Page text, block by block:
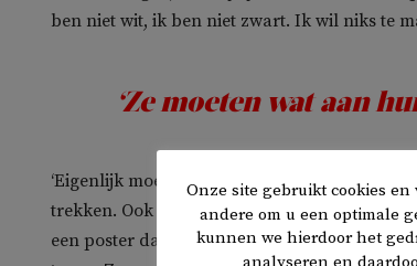
ben niet wit, ik ben niet zwart. Ik wil niks te
‘Ze moeten wat aan
‘Eigenlijk moet Omroep Zwart een andere
trekken. Ook moeten ze wat aan hun
een poster dat
Omroep Zwart ging uitzenden,
Onze site gebruikt cookies
andere om u een optimale
kunnen we hierdoor het